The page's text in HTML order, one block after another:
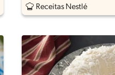
Receitas Nestlé